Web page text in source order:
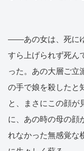
——あの女は、死に
すら上げられず死ん
った。あの大層ご立
の手で娘を殺したと
と、まさにこの顔が
に、あの時の母の顔
れなかった無感覚な